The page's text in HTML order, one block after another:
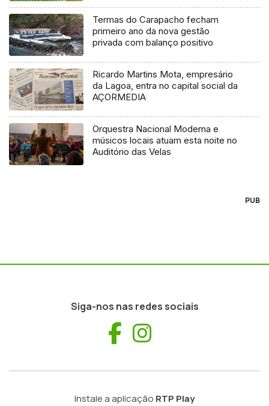
Termas do Carapacho fecham
primeiro ano da nova gestão
privada com balanço positivo
Ricardo Martins Mota, empresário
da Lagoa, entra no capital social da
AÇORMEDIA
Orquestra Nacional Moderna e
músicos locais atuam esta noite no
Auditório das Velas
PUB
Siga-nos nas redes sociais
Facebook
Instale a aplicação RTP Play